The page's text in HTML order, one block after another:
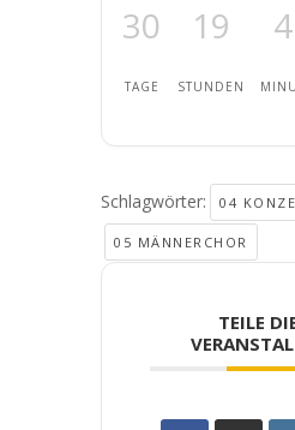
30
TAGE
19
STUNDEN
Schlagwörter: 04
05 MÄNNERCHOR
TEILE